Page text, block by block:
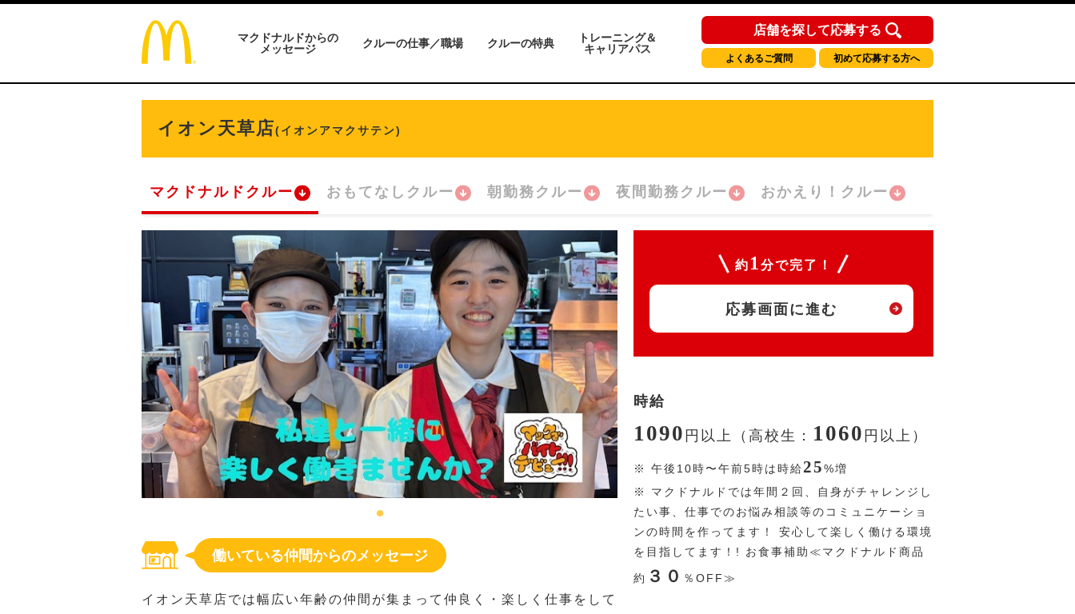
マクドナルドからの
メッセージ
クルーの仕事／職場 クルーの特典
トレーニング＆
キャリアパス
店舗を探して応募する
よくあるご質問 初めて応募する方へ
イオン天草店(イオンアマクサテン)
マクドナルドクルー おもてなしクルー 朝勤務クルー 夜間勤務クルー おかえり！クルー
働いている仲間からのメッセージ
イオン天草店では幅広い年齢の仲間が集まって仲良く・楽しく仕事をして
約 1 分で完了！
応募画面に進む
時給
1090 円 以上（高校生： 1060 円 以上）
※ 午後10時〜午前5時は時給25%増
※ マクドナルドでは年間２回、自身がチャレンジし
たい事、仕事でのお悩み相談等のコミュニケーショ
ンの時間を作ってます！ 安心して楽しく働ける環境
を目指してます！! お食事補助≪マクドナルド商品
約 ３０ ％ OFF≫